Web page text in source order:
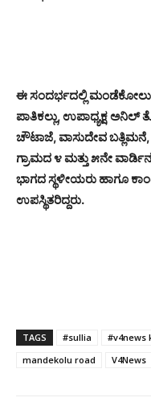
ಈ ಸಂದರ್ಭದಲ್ಲಿ ಮಂಡೆಕೋಲು
ಪಾತಿಕಲ್ಲು, ಉಪಾಧ್ಯಕ್ಷ ಅನಿಲ್
ಚೌಟಾಜೆ, ವಾಸುದೇವ
ಗ್ರಾಮದ ೪ ಮತ್ತು ೫ನೇ
ಭಾಗದ ಸ್ಥಳೀಯರು ಹಾಗೂ
ಉಪಸ್ಥಿತರಿದ್ದರು.
TAGS #sullia #v4news
mandekolu road
V4News